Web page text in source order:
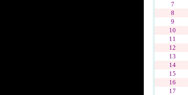
7
8
9
10
11
12
13
14
15
16
17